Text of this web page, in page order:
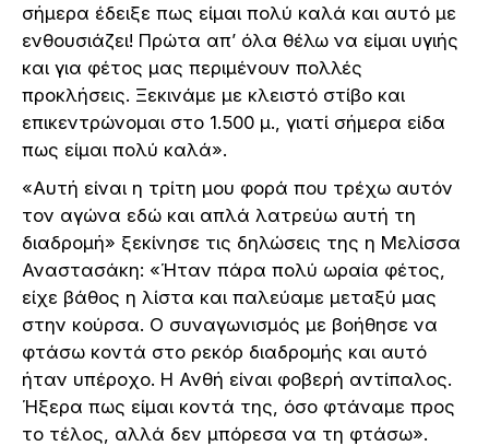
σήμερα έδειξε πως είμαι πολύ καλά και αυτό με
ενθουσιάζει! Πρώτα απ’ όλα θέλω να είμαι υγιής
και για φέτος μας περιμένουν πολλές
προκλήσεις. Ξεκινάμε με κλειστό στίβο και
επικεντρώνομαι στο 1.500 μ., γιατί σήμερα είδα
πως είμαι πολύ καλά».
«Αυτή είναι η τρίτη μου φορά που τρέχω αυτόν
τον αγώνα εδώ και απλά λατρεύω αυτή τη
διαδρομή» ξεκίνησε τις δηλώσεις της η Μελίσσα
Αναστασάκη: «Ήταν πάρα πολύ ωραία φέτος,
είχε βάθος η λίστα και παλεύαμε μεταξύ μας
στην κούρσα. Ο συναγωνισμός με βοήθησε να
φτάσω κοντά στο ρεκόρ διαδρομής και αυτό
ήταν υπέροχο. Η Ανθή είναι φοβερή αντίπαλος.
Ήξερα πως είμαι κοντά της, όσο φτάναμε προς
το τέλος, αλλά δεν μπόρεσα να τη φτάσω».